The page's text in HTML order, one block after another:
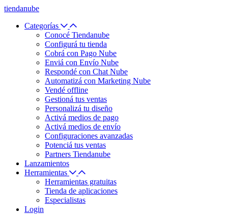
tiendanube
Categorías
Conocé Tiendanube
Configurá tu tienda
Cobrá con Pago Nube
Enviá con Envío Nube
Respondé con Chat Nube
Automatizá con Marketing Nube
Vendé offline
Gestioná tus ventas
Personalizá tu diseño
Activá medios de pago
Activá medios de envío
Configuraciones avanzadas
Potenciá tus ventas
Partners Tiendanube
Lanzamientos
Herramientas
Herramientas gratuitas
Tienda de aplicaciones
Especialistas
Login